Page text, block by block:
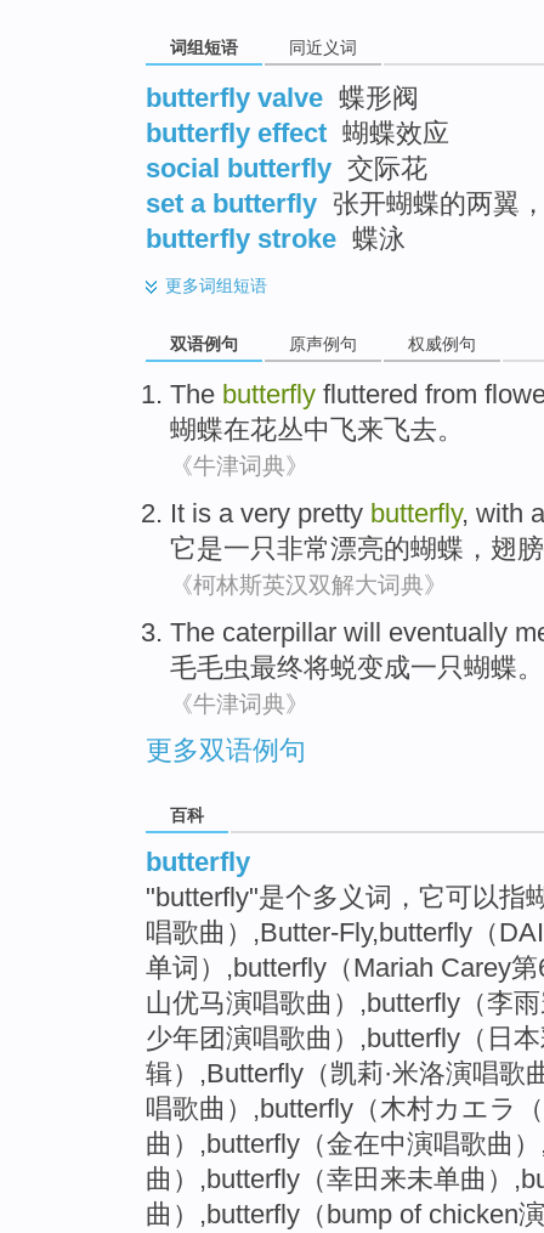
词组短语 同近义词
butterfly valve 蝶形阀
butterfly effect 蝴蝶效应
social butterfly 交际花
set a butterfly 张开蝴蝶的两翼
butterfly stroke 蝶泳
更多词组短语
双语例句 原声例句 权威例句
The butterfly fluttered from
蝴蝶在花丛中飞来飞去。
《牛津词典》
It is a very pretty butterfly, with a
它是一只非常漂亮的蝴蝶 ， 翅膀
《柯林斯英汉双解大词典》
The caterpillar will eventually
毛毛虫最终将蜕变成一只蝴蝶。
《牛津词典》
更多双语例句
百科
butterfly
"butterfly"是个多义词，它可以指
唱歌曲）,Butter-Fly,butterfly（
单词）,butterfly（Mariah Carey
山优马演唱歌曲）,butterfly（李
少年团演唱歌曲）,butterfly（日
辑）,Butterfly（凯莉·米洛演唱歌
唱歌曲）,butterfly（木村カエラ
曲）,butterfly（金在中演唱歌曲
曲）,butterfly（幸田来未单曲）
曲）,butterfly（bump of chicken